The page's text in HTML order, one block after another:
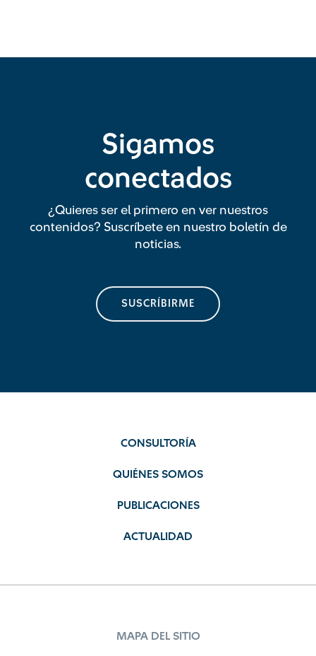
Sigamos
conectados
¿Quieres ser el primero en ver nuestros
contenidos? Suscríbete en nuestro boletín de
noticias.
SUSCRÍBIRME
CONSULTORÍA
QUIÉNES SOMOS
PUBLICACIONES
ACTUALIDAD
MAPA DEL SITIO